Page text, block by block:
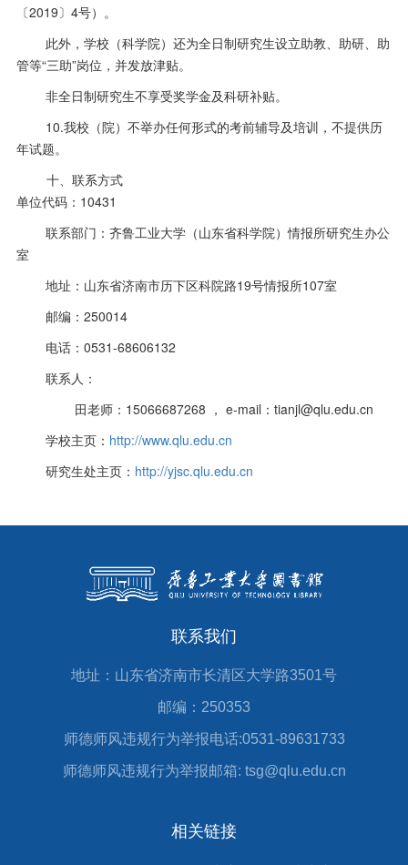
〔2019〕 4号）。
此外，学校（科学院）还为全日制研究生设立助教、助研、助
管等“三助”岗位，并发放津贴。
非全日制研究生不享受奖学金及科研补贴。
10.我校（院）不举办任何形式的考前辅导及培训，不提供历
年试题。
十、联系方式
单位代码： 10431
联系部门：齐鲁工业大学（山东省科学院）情报所研究生办公
室
地址：山东省济南市历下区科院路19号情报所107室
邮编： 250014
电话： 0531-68606132
联系人：
田老师： 15066687268 ， e-mail ： tianjl@qlu.edu.cn
学校主页： http://www.qlu.edu.cn
研究生处主页： http://yjsc.qlu.edu.cn
联系我们
地址：山东省济南市长清区大学路3501号
邮编：250353
师德师风违规行为举报电话:0531-89631733
师德师风违规行为举报邮箱: tsg@qlu.edu.cn
相关链接